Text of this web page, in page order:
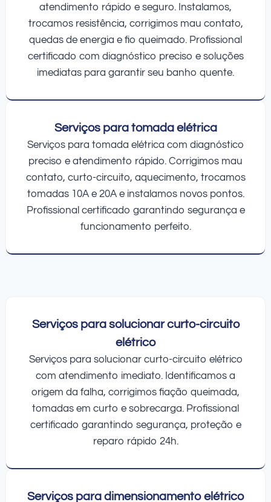
atendimento rápido e seguro. Instalamos,
trocamos resistência, corrigimos mau contato,
quedas de energia e fio queimado. Profissional
certificado com diagnóstico preciso e soluções
imediatas para garantir seu banho quente.
Serviços para tomada elétrica
Serviços para tomada elétrica com diagnóstico
preciso e atendimento rápido. Corrigimos mau
contato, curto-circuito, aquecimento, trocamos
tomadas 10A e 20A e instalamos novos pontos.
Profissional certificado garantindo segurança e
funcionamento perfeito.
Serviços para solucionar curto-circuito
elétrico
Serviços para solucionar curto-circuito elétrico
com atendimento imediato. Identificamos a
origem da falha, corrigimos fiação queimada,
tomadas em curto e sobrecarga. Profissional
certificado garantindo segurança, proteção e
reparo rápido 24h.
Serviços para dimensionamento elétrico